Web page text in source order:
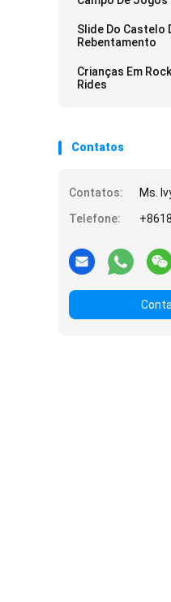
Slide Do Castelo
Rebentamento
Crianças Em
Rides
Contatos
Contatos:
Ms.
Telefone: